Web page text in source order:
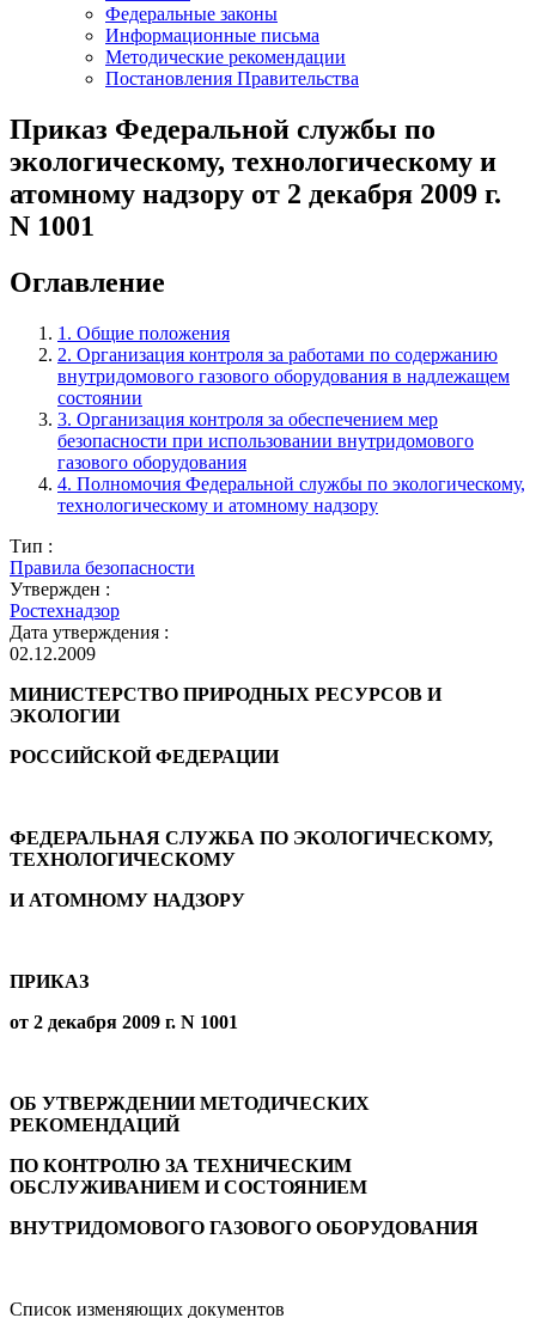
Федеральные законы
Информационные письма
Методические рекомендации
Постановления Правительства
Приказ Федеральной службы по
экологическому, технологическому и
атомному надзору от 2 декабря 2009 г.
N 1001
Оглавление
1. Общие положения
2. Организация контроля за работами по содержанию
внутридомового газового оборудования в надлежащем
состоянии
3. Организация контроля за обеспечением мер
безопасности при использовании внутридомового
газового оборудования
4. Полномочия Федеральной службы по экологическому,
технологическому и атомному надзору
Тип :
Правила безопасности
Утвержден :
Ростехнадзор
Дата утверждения :
02.12.2009
МИНИСТЕРСТВО ПРИРОДНЫХ РЕСУРСОВ И
ЭКОЛОГИИ
РОССИЙСКОЙ ФЕДЕРАЦИИ
ФЕДЕРАЛЬНАЯ СЛУЖБА ПО ЭКОЛОГИЧЕСКОМУ,
ТЕХНОЛОГИЧЕСКОМУ
И АТОМНОМУ НАДЗОРУ
ПРИКАЗ
от 2 декабря 2009 г. N 1001
ОБ УТВЕРЖДЕНИИ МЕТОДИЧЕСКИХ
РЕКОМЕНДАЦИЙ
ПО КОНТРОЛЮ ЗА ТЕХНИЧЕСКИМ
ОБСЛУЖИВАНИЕМ И СОСТОЯНИЕМ
ВНУТРИДОМОВОГО ГАЗОВОГО ОБОРУДОВАНИЯ
Список изменяющих документов